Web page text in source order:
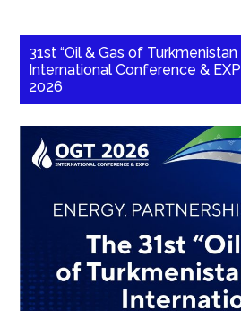
31st “Oil & Gas of Turkmenistan
International Conference &
2026